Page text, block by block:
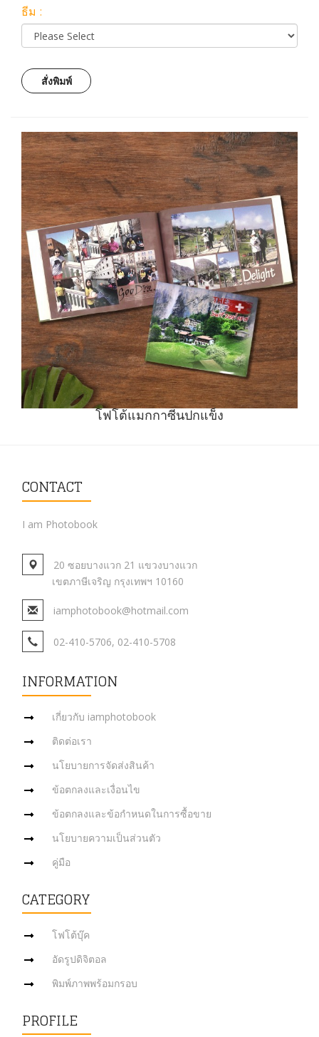
ธีม :
สั่งพิมพ์
โฟโต้แมกกาซีนปกแข็ง
CONTACT
I am Photobook
20 ซอยบางแวก 21 แขวงบางแวก
เขตภาษีเจริญ กรุงเทพฯ 10160
iamphotobook@hotmail.com
02-410-5706, 02-410-5708
INFORMATION
เกี่ยวกับ iamphotobook
ติดต่อเรา
นโยบายการจัดส่งสินค้า
ข้อตกลงและเงื่อนไข
ข้อตกลงและข้อกำหนดในการซื้อขาย
นโยบายความเป็นส่วนตัว
คู่มือ
CATEGORY
โฟโต้บุ๊ค
อัดรูปดิจิตอล
พิมพ์ภาพพร้อมกรอบ
PROFILE